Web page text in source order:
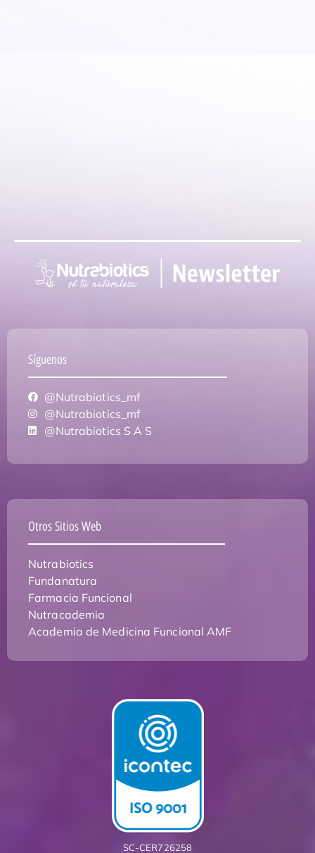
Síguenos
@Nutrabiotics_mf
@Nutrabiotics_mf
@Nutrabiotics S A S
Otros Sitios Web
Nutrabiotics
Fundanatura
Farmacia Funcional
Nutracademia
Academia de Medicina Funcional AMF
SC-CER726258